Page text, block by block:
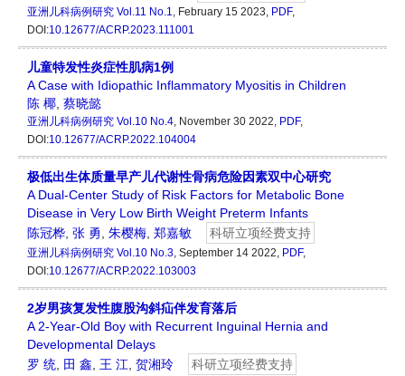
亚洲儿科病例研究 Vol.11 No.1, February 15 2023, PDF,
DOI:10.12677/ACRP.2023.111001
儿童特发性炎症性肌病1例
A Case with Idiopathic Inflammatory Myositis in Children
陈 椰 蔡晓懿
亚洲儿科病例研究 Vol.10 No.4, November 30 2022, PDF,
DOI:10.12677/ACRP.2022.104004
极低出生体质量早产儿代谢性骨病危险因素双中心研究
A Dual-Center Study of Risk Factors for Metabolic Bone
Disease in Very Low Birth Weight Preterm Infants
陈冠桦 张 勇 朱樱梅 郑嘉敏 科研立项经费支持
亚洲儿科病例研究 Vol.10 No.3, September 14 2022, PDF,
DOI:10.12677/ACRP.2022.103003
2岁男孩复发性腹股沟斜疝伴发育落后
A 2-Year-Old Boy with Recurrent Inguinal Hernia and
Developmental Delays
罗 统
田 鑫 王 江 贺湘玲 科研立项经费支持